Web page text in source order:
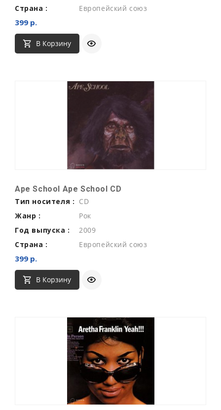
Страна :
Европейский союз
399 р.
В Корзину
Ape School Ape School CD
Тип носителя : CD
Жанр :
Рок
Год выпуска :
2009
Страна :
Европейский союз
399 р.
В Корзину